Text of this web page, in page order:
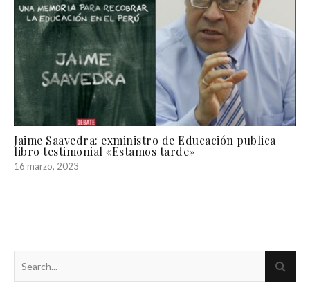
Jaime Saavedra: exministro de Educación publica
libro testimonial «Estamos tarde»
16 marzo, 2023